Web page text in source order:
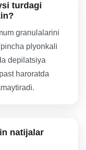
turdagi
granulalarini
plyonkali
depilatsiya
haroratda
natijalar